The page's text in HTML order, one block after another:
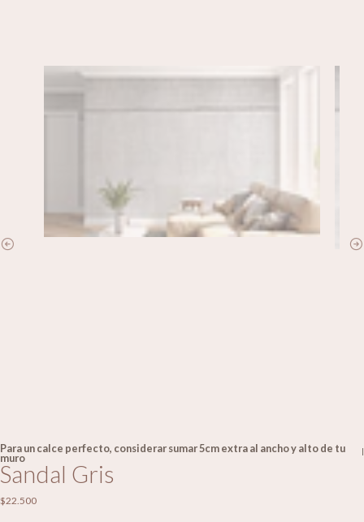
Para un calce perfecto, considerar sumar 5cm extra al ancho y alto de tu
muro
|
Sandal Gris
$22.500